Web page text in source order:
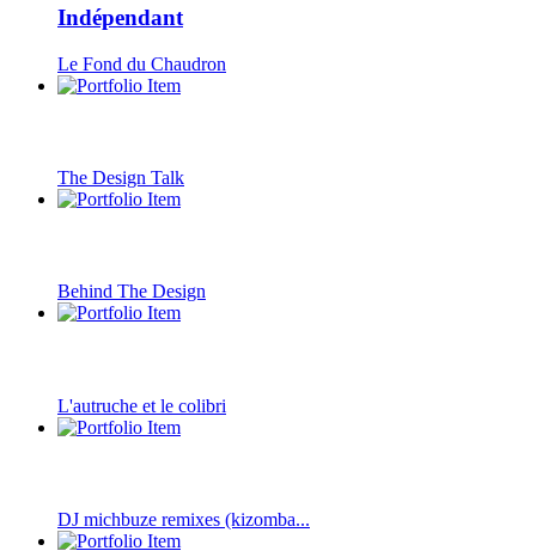
Indépendant
Le Fond du Chaudron
The Design Talk
Behind The Design
L'autruche et le colibri
DJ michbuze remixes (kizomba...